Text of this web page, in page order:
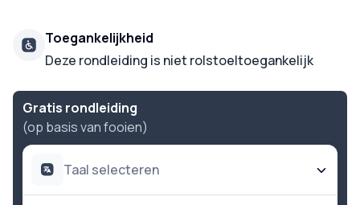
Toegankelijkheid
Deze rondleiding is niet rolstoeltoegankelijk
Gratis rondleiding
(op basis van fooien)
Taal selecteren